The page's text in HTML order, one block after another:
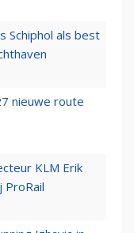
Schiphol als best
nieuwe route
KLM Erik
ProRail